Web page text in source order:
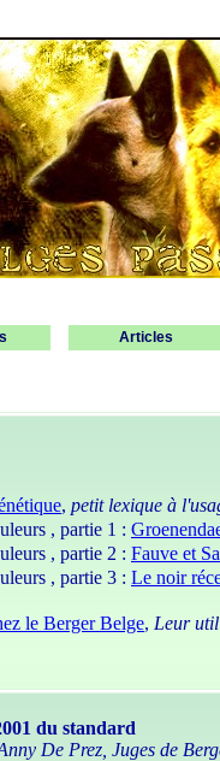
Articles
, petit lexique à
, partie 1 :
, partie 2 : Fauve et
, partie 3 : Le noir
le Berger Belge, Leur
du standard
De Prez, Juges de